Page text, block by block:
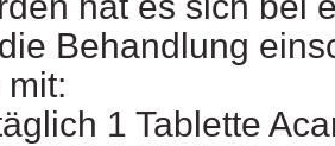
Behandlung
1 Tablette